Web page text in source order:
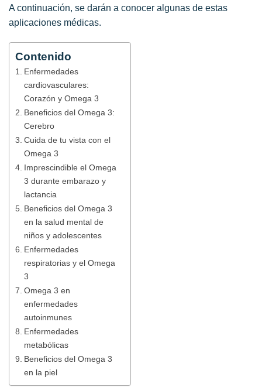
A continuación, se darán a conocer algunas de estas
aplicaciones médicas.
Contenido
Enfermedades
cardiovasculares:
Corazón y Omega 3
Beneficios del Omega 3:
Cerebro
Cuida de tu vista con el
Omega 3
Imprescindible el Omega
3 durante embarazo y
lactancia
Beneficios del Omega 3
en la salud mental de
niños y adolescentes
Enfermedades
respiratorias y el Omega
3
Omega 3 en
enfermedades
autoinmunes
Enfermedades
metabólicas
Beneficios del Omega 3
en la piel